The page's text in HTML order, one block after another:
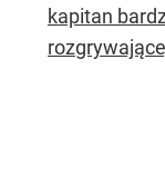
kapitan